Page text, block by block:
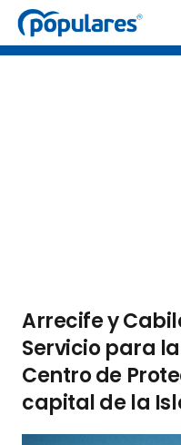
Arrecife y
Servicio para
Centro de
capital de la